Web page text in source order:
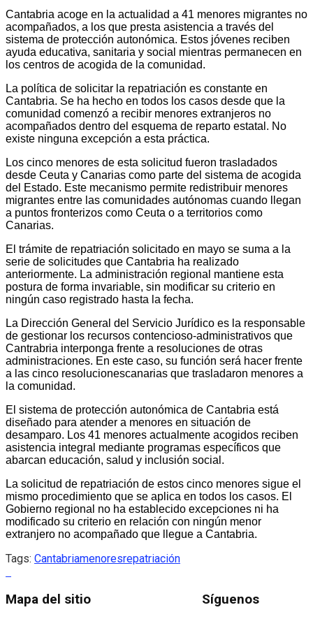
Cantabria acoge en la actualidad a 41 menores migrantes no
acompañados, a los que presta asistencia a través del
sistema de protección autonómica. Estos jóvenes reciben
ayuda educativa, sanitaria y social mientras permanecen en
los centros de acogida de la comunidad.
La política de solicitar la repatriación es constante en
Cantabria. Se ha hecho en todos los casos desde que la
comunidad comenzó a recibir menores extranjeros no
acompañados dentro del esquema de reparto estatal. No
existe ninguna excepción a esta práctica.
Los cinco menores de esta solicitud fueron trasladados
desde Ceuta y Canarias como parte del sistema de acogida
del Estado. Este mecanismo permite redistribuir menores
migrantes entre las comunidades autónomas cuando llegan
a puntos fronterizos como Ceuta o a territorios como
Canarias.
El trámite de repatriación solicitado en mayo se suma a la
serie de solicitudes que Cantabria ha realizado
anteriormente. La administración regional mantiene esta
postura de forma invariable, sin modificar su criterio en
ningún caso registrado hasta la fecha.
La Dirección General del Servicio Jurídico es la responsable
de gestionar los recursos contencioso-administrativos que
Cantrabria interponga frente a resoluciones de otras
administraciones. En este caso, su función será hacer frente
a las cinco resolucionescanarias que trasladaron menores a
la comunidad.
El sistema de protección autonómica de Cantabria está
diseñado para atender a menores en situación de
desamparo. Los 41 menores actualmente acogidos reciben
asistencia integral mediante programas específicos que
abarcan educación, salud y inclusión social.
La solicitud de repatriación de estos cinco menores sigue el
mismo procedimiento que se aplica en todos los casos. El
Gobierno regional no ha establecido excepciones ni ha
modificado su criterio en relación con ningún menor
extranjero no acompañado que llegue a Cantabria.
Tags: Cantabriamenoresrepatriación
Mapa del sitio Síguenos